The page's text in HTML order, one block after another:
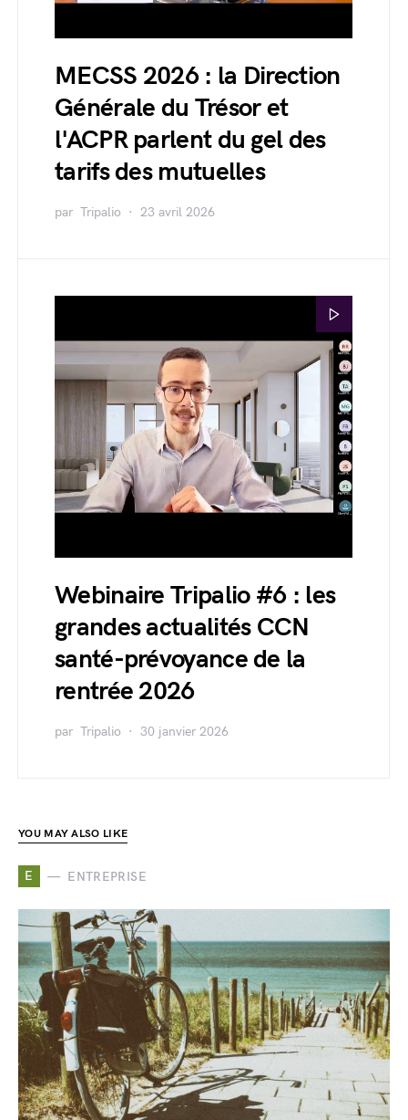
MECSS 2026 : la Direction
Générale du Trésor et
l'ACPR parlent du gel des
tarifs des mutuelles
par Tripalio 23 avril 2026
Webinaire Tripalio #6 : les
grandes actualités CCN
santé-prévoyance de la
rentrée 2026
par Tripalio 30 janvier 2026
YOU MAY ALSO LIKE
E ENTREPRISE